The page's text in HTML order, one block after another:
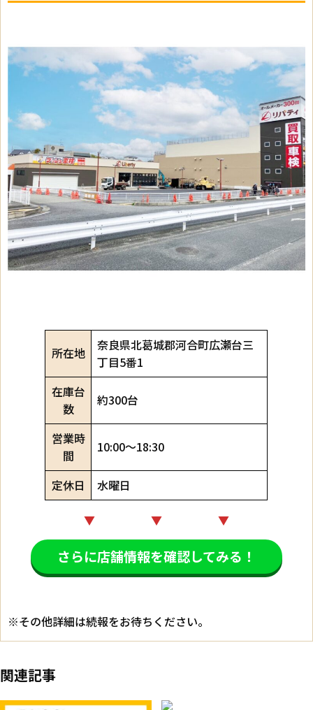
所在地
奈良県北葛城郡河合町広瀬台三
丁目5番1
在庫台
数
約300台
営業時
間
10:00～18:30
定休日 水曜日
▼ ▼ ▼
さらに店舗情報を確認してみる！
※その他詳細は続報をお待ちください。
関連記事